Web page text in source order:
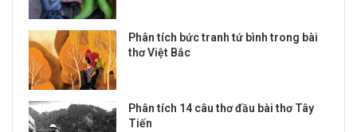
Phân tích bức tranh tứ bình trong bài
thơ Việt Bắc
Phân tích 14 câu thơ đầu bài thơ Tây
Tiến